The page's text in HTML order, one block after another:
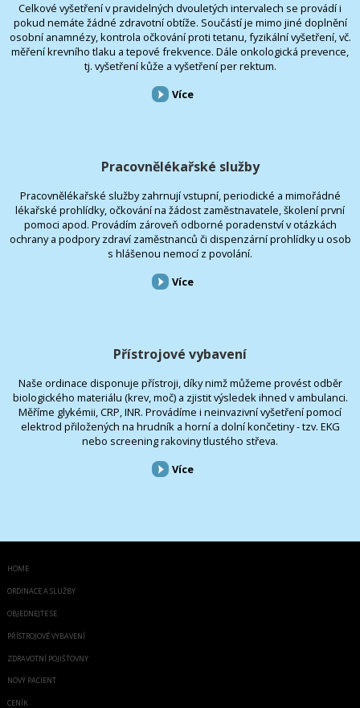
Celkové vyšetření v pravidelných dvouletých intervalech se provádí i
pokud nemáte žádné zdravotní obtíže. Součástí je mimo jiné doplnění
osobní anamnézy, kontrola očkování proti tetanu, fyzikální vyšetření, vč.
měření krevního tlaku a tepové frekvence. Dále onkologická prevence,
tj. vyšetření kůže a vyšetření per rektum.
Více
Pracovnělékařské služby
Pracovnělékařské služby zahrnují vstupní, periodické a mimořádné
lékařské prohlídky, očkování na žádost zaměstnavatele, školení první
pomoci apod. Provádím zároveň odborné poradenství v otázkách
ochrany a podpory zdraví zaměstnanců či dispenzární prohlídky u osob
s hlášenou nemocí z povolání.
Více
Přístrojové vybavení
Naše ordinace disponuje přístroji, díky nimž můžeme provést odběr
biologického materiálu (krev, moč) a zjistit výsledek ihned v ambulanci.
Měříme glykémii, CRP, INR. Provádíme i neinvazivní vyšetření pomocí
elektrod přiložených na hrudník a horní a dolní končetiny - tzv. EKG
nebo screening rakoviny tlustého střeva.
Více
HOME
ORDINACE A SLUŽBY
OBJEDNEJTE SE
PŘÍSTROJOVÉ VYBAVENÍ
ZDRAVOTNÍ POJIŠŤOVNY
NOVÝ PACIENT
CENÍK